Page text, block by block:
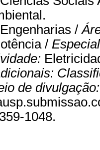
Engenharias /
/
de
1048.